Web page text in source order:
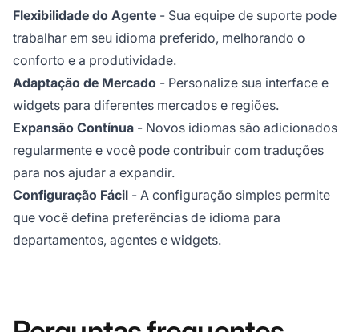
Flexibilidade do Agente - Sua equipe de suporte pode
trabalhar em seu idioma preferido, melhorando o
conforto e a produtividade.
Adaptação de Mercado - Personalize sua interface e
widgets para diferentes mercados e regiões.
Expansão Contínua - Novos idiomas são adicionados
regularmente e você pode contribuir com traduções
para nos ajudar a expandir.
Configuração Fácil - A configuração simples permite
que você defina preferências de idioma para
departamentos, agentes e widgets.